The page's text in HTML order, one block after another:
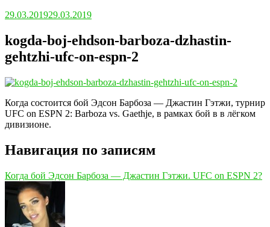
29.03.201929.03.2019
kogda-boj-ehdson-barboza-dzhastin-
gehtzhi-ufc-on-espn-2
Когда состоится бой Эдсон Барбоза — Джастин Гэтжи, турнир
UFC on ESPN 2: Barboza vs. Gaethje, в рамках бой в в лёгком
дивизионе.
Навигация по записям
Когда бой Эдсон Барбоза — Джастин Гэтжи. UFC on ESPN 2?